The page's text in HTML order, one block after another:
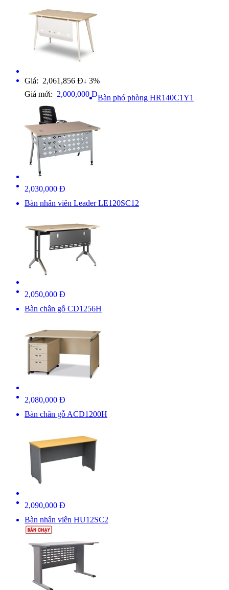
Giá: 2,061,856 Đ ↓ 3%
Giá mới: 2,000,000 ĐBàn phó phòng HR140C1Y1
2,030,000 Đ
Bàn nhân viên Leader LE120SC12
2,050,000 Đ
Bàn chân gỗ CD1256H
2,080,000 Đ
Bàn chân gỗ ACD1200H
2,090,000 Đ
Bàn nhân viên HU12SC2